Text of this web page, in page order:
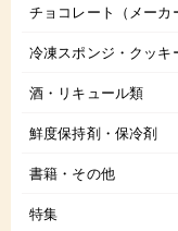
チョコレート（メーカ
冷凍スポンジ・クッキ
酒・リキュール類
鮮度保持剤・保冷剤
書籍・その他
特集